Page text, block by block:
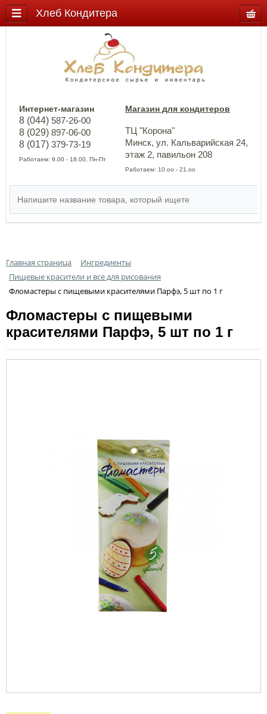
Интернет-магазин
8 (044) 587-26-00
8 (029) 897-06-00
8 (017) 379-73-19
Работаем: 9.00 - 18.00, Пн-Пт
Магазин для кондитеров
ТЦ "Корона"
Минск, ул. Кальварийская 24,
этаж 2, павильон 208
Работаем: 10.оо - 21.оо
Главная страница
Ингредиенты
Пищевые красители и все для рисования
Фломастеры с пищевыми красителями Парфэ, 5 шт по 1 г
Фломастеры с пищевыми
красителями Парфэ, 5 шт по 1 г
Хлеб Кондитера